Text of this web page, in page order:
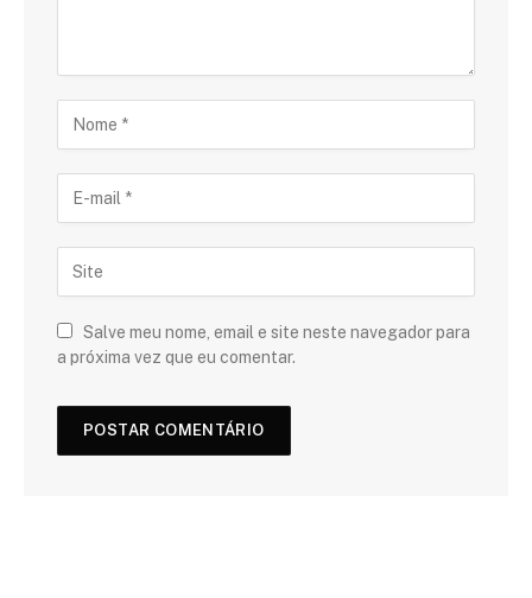
Salve meu nome, email e site neste navegador para
a próxima vez que eu comentar.